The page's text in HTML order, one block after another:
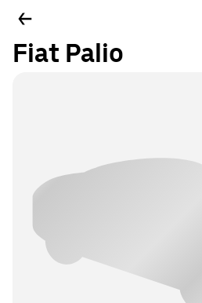
Fiat Palio